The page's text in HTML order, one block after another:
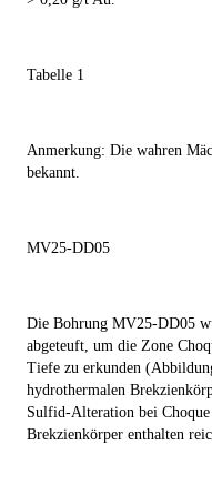
Tabelle 1
Anmerkung: Die wahren
bekannt.
MV25-DD05
Die Bohrung MV25-DD05
abgeteuft, um die Zone
Tiefe zu erkunden
hydrothermalen
Sulfid-Alteration bei
Brekzienkörper enthalten